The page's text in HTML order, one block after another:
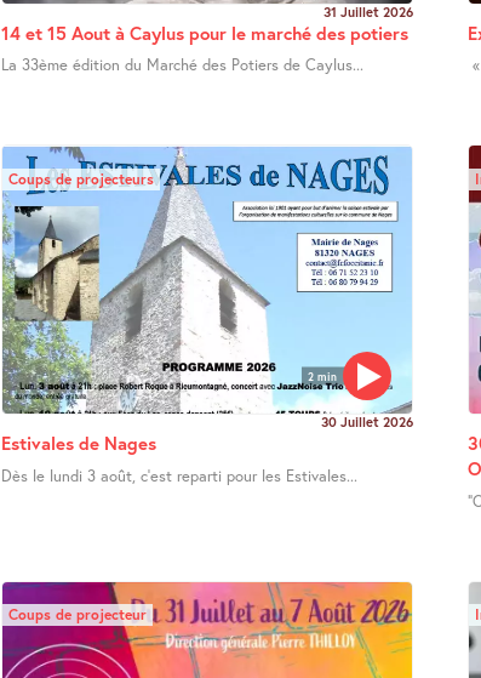
31 Juillet 2026
14 et 15 Aout à Caylus pour le marché des potiers
La 33ème édition du Marché des Potiers de Caylus...
2 min
Coups de projecteurs
30 Juillet 2026
Estivales de Nages
Dès le lundi 3 août, c’est reparti pour les Estivales...
Coups de projecteur